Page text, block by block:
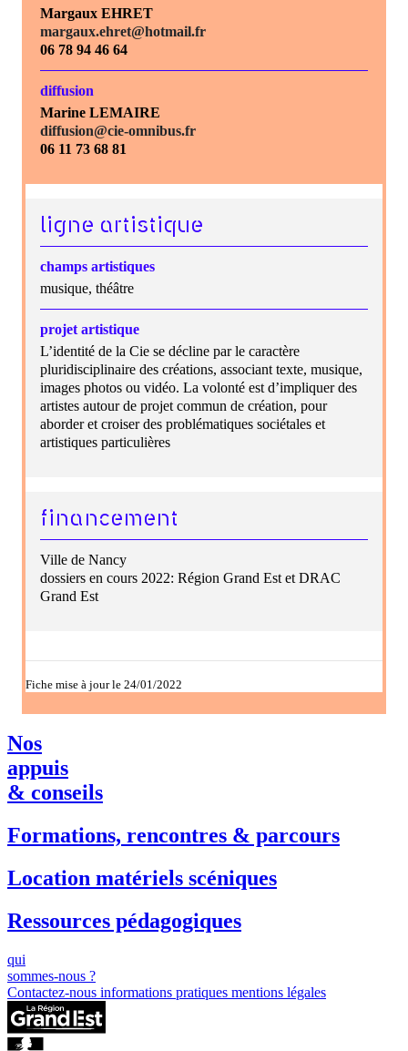
Margaux EHRET
margaux.ehret@hotmail.fr
06 78 94 46 64
diffusion
Marine LEMAIRE
diffusion@cie-omnibus.fr
06 11 73 68 81
ligne artistique
champs artistiques
musique, théâtre
projet artistique
L’identité de la Cie se décline par le caractère
pluridisciplinaire des créations, associant texte, musique,
images photos ou vidéo. La volonté est d’impliquer des
artistes autour de projet commun de création, pour
aborder et croiser des problématiques sociétales et
artistiques particulières
financement
Ville de Nancy
dossiers en cours 2022: Région Grand Est et DRAC
Grand Est
Fiche mise à jour le 24/01/2022
Nos
appuis
& conseils
Formations, rencontres & parcours
Location matériels scéniques
Ressources pédagogiques
qui
sommes-nous ?
Contactez-nous informations pratiques mentions légales